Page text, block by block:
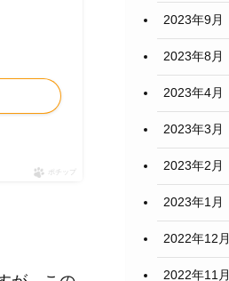
ポチップ
2023年9月
2023年8月
2023年4月
2023年3月
2023年2月
2023年1月
2022年12月
2022年11月